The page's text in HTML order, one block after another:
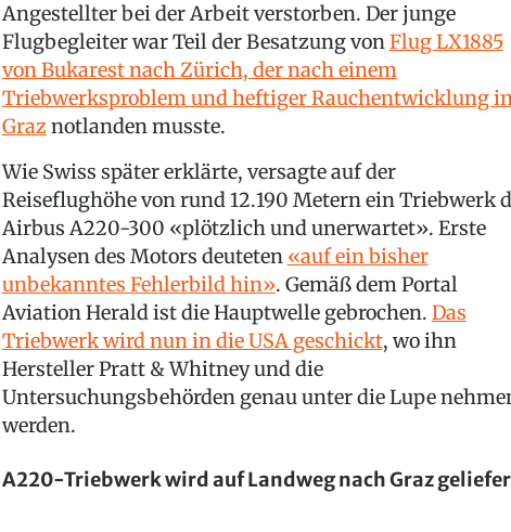
Angestellter bei der Arbeit verstorben. Der junge
Flugbegleiter war Teil der Besatzung vonFlug LX1885
von Bukarest nach Zürich, der nach einem
Triebwerksproblem und heftiger Rauchentwicklung
Graznotlanden musste.
Wie Swiss später erklärte, versagte auf der
Reiseflughöhe von rund 12.190 Metern ein Triebwerk
Airbus A220-300 «plötzlich und unerwartet». Erste
Analysen des Motors deuteten «auf ein bisher
unbekanntes Fehlerbild hin». Gemäß dem Portal
Aviation Herald ist die Hauptwelle gebrochen. Das
Triebwerk wird nun in die USA geschickt, wo ihn
Hersteller Pratt & Whitney und die
Untersuchungsbehörden genau unter die Lupe
werden.
A220-Triebwerk wird auf Landweg nach Graz